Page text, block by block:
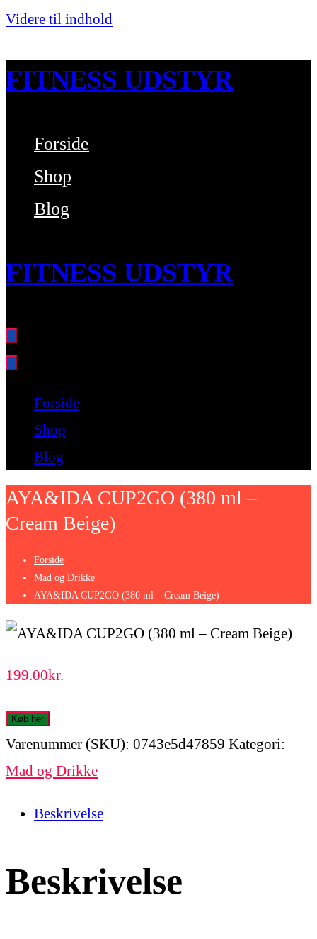
Videre til indhold
FITNESS UDSTYR
Bare endnu et fitness websted
Forside
Shop
Blog
FITNESS UDSTYR
Bare endnu et fitness websted
Forside
Shop
Blog
AYA&IDA CUP2GO (380 ml –
Cream Beige)
Forside
Mad og Drikke
AYA&IDA CUP2GO (380 ml – Cream Beige)
199.00kr.
Køb her
Varenummer (SKU): 0743e5d47859 Kategori:
Mad og Drikke
Beskrivelse
Beskrivelse